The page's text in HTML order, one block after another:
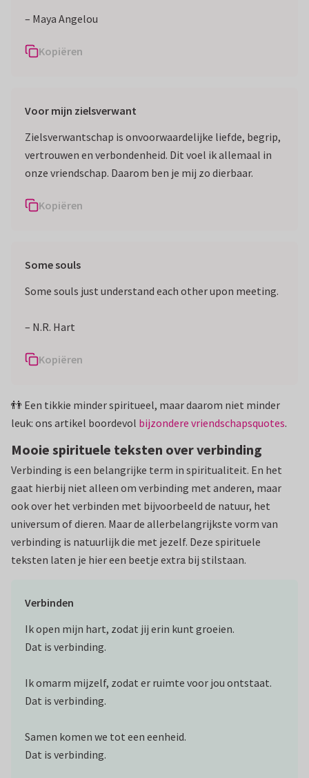
– Maya Angelou
Kopiëren
Voor mijn zielsverwant
Zielsverwantschap is onvoorwaardelijke liefde, begrip,
vertrouwen en verbondenheid. Dit voel ik allemaal in
onze vriendschap. Daarom ben je mij zo dierbaar.
Kopiëren
Some souls
Some souls just understand each other upon meeting.
– N.R. Hart
Kopiëren
👬 Een tikkie minder spiritueel, maar daarom niet minder
leuk: ons artikel boordevol bijzondere vriendschapsquotes.
Mooie spirituele teksten over verbinding
Verbinding is een belangrijke term in spiritualiteit. En het
gaat hierbij niet alleen om verbinding met anderen, maar
ook over het verbinden met bijvoorbeeld de natuur, het
universum of dieren. Maar de allerbelangrijkste vorm van
verbinding is natuurlijk die met jezelf. Deze spirituele
teksten laten je hier een beetje extra bij stilstaan.
Verbinden
Ik open mijn hart, zodat jij erin kunt groeien.
Dat is verbinding.
Ik omarm mijzelf, zodat er ruimte voor jou ontstaat.
Dat is verbinding.
Samen komen we tot een eenheid.
Dat is verbinding.